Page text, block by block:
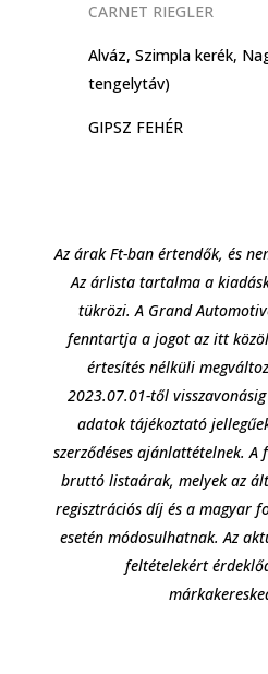
CARNET RIEGLER
Alváz, Szimpla kerék,
tengelytáv)
GIPSZ FEHÉR
Az árak Ft-ban értendők, és
Az árlista tartalma a
tükrözi. A Grand
fenntartja a jogot az itt
értesítés nélküli
2023.07.01-től
adatok tájékoztató
szerződéses ajánlattételnek.
bruttó listaárak, melyek az
regisztrációs díj és a magyar
esetén módosulhatnak. Az
feltételekért